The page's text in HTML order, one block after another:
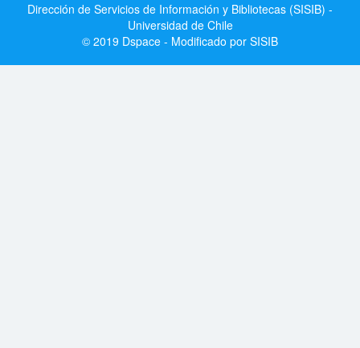
Dirección de Servicios de Información y Bibliotecas (SISIB) -
Universidad de Chile
© 2019 Dspace - Modificado por SISIB